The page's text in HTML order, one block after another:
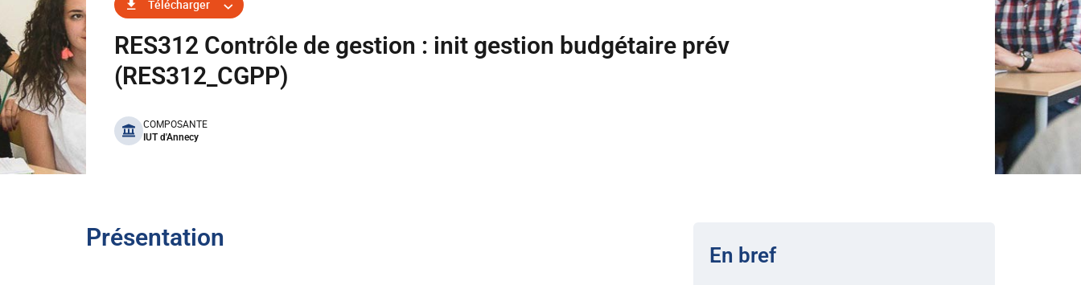
Télécharger
RES312 Contrôle de gestion : init gestion budgétaire prév
(RES312_CGPP)
benefits
COMPOSANTE
IUT d'Annecy
Présentation
En bref